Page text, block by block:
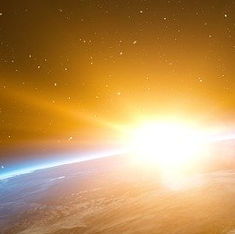
de la DTCC est
pour les actions,
titres adossés à des
gré. Son dépositaire
provenant des États-
le principal
reliant les
monde entier.